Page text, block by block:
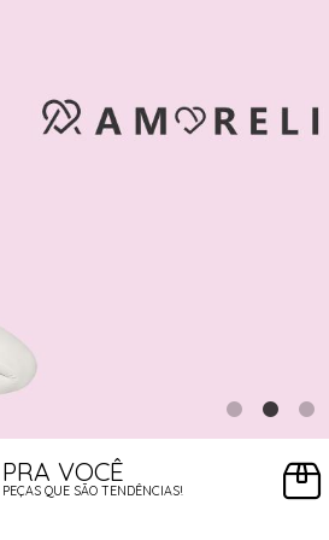
PRA VOCÊ
PEÇAS QUE SÃO TENDÊNCIAS!